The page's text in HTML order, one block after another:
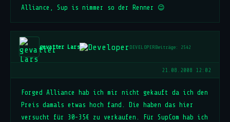
Alliance, Sup is nimmer so der Renner 😉
gevatter Lars DEVELOPERBeiträge: 2542
21.08.2008 12:02
Forged Alliance hab ich mir nicht gekauft da ich den
Preis damals etwas hoch fand. Die haben das hier
versucht für 30-35€ zu verkaufen. Für SupCom hab ich